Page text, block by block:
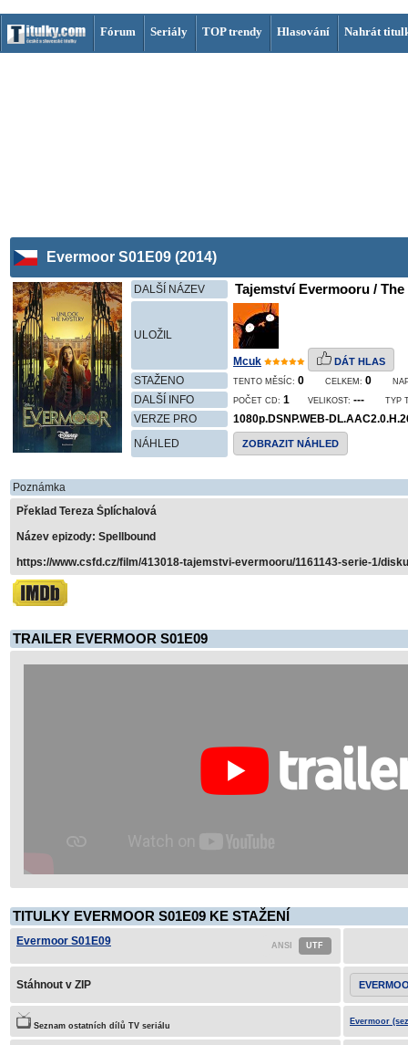
Fórum Seriály TOP trendy Hlasování Nahrát
Evermoor S01E09 (2014)
DALŠÍ NÁZEV Tajemství Evermooru /
ULOŽIL
Mcuk DÁT HLAS
STAŽENO TENTO MĚSÍC: 0 CELKEM: 0
DALŠÍ INFO POČET CD: 1 VELIKOST: --- TYP
VERZE PRO
1080p.DSNP.WEB-
NÁHLED
ZOBRAZIT NÁHLED
Poznámka
Překlad Tereza Šplíchalová
Název epizody: Spellbound
https://www.csfd.cz/film/413018-tajemstvi-evermooru/1161143-serie-1/
TRAILER EVERMOOR S01E09
TITULKY EVERMOOR S01E09 KE STAŽENÍ
Evermoor S01E09
Stáhnout v ZIP
Seznam ostatních dílů TV seriálu Evermoor